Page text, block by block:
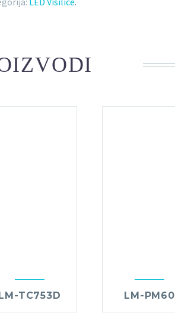
LM-TC753D LM-PM60